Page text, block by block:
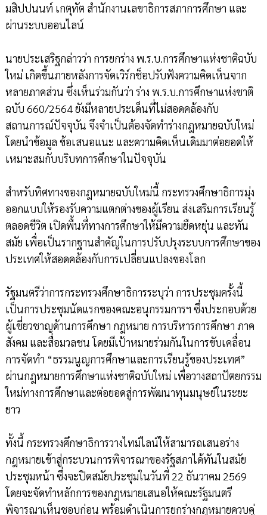
มสิปปนนท์ เกตุทัต สำนักงานเลขาธิการสภาการศึกษา และ
ผ่านระบบออนไลน์
นายประเสริฐกล่าวว่า การยกร่าง พ.ร.บ.การศึกษาแห่งชาติฉบับ
ใหม่ เกิดขึ้นภายหลังการจัดเวิร์กช็อปรับฟังความคิดเห็นจาก
หลายภาคส่วน ซึ่งเห็นร่วมกันว่า ร่าง พ.ร.บ.การศึกษาแห่งชาติ
ฉบับ 660/2564 ยังมีหลายประเด็นที่ไม่สอดคล้องกับ
สถานการณ์ปัจจุบัน จึงจำเป็นต้องจัดทำร่างกฎหมายฉบับใหม่
โดยนำข้อมูล ข้อเสนอแนะ และความคิดเห็นเดิมมาต่อยอดให้
เหมาะสมกับบริบทการศึกษาในปัจจุบัน
สำหรับทิศทางของกฎหมายฉบับใหม่นี้ กระทรวงศึกษาธิการมุ่ง
ออกแบบให้รองรับความแตกต่างของผู้เรียน ส่งเสริมการเรียนรู้
ตลอดชีวิต เปิดพื้นที่ทางการศึกษาให้มีความยืดหยุ่น และทัน
สมัย เพื่อเป็นรากฐานสำคัญในการปรับปรุงระบบการศึกษาของ
ประเทศให้สอดคล้องกับการเปลี่ยนแปลงของโลก
รัฐมนตรีว่าการกระทรวงศึกษาธิการระบุว่า การประชุมครั้งนี้
เป็นการประชุมนัดแรกของคณะอนุกรรมการฯ ซึ่งประกอบด้วย
ผู้เชี่ยวชาญด้านการศึกษา กฎหมาย การบริหารการศึกษา ภาค
สังคม และสื่อมวลชน โดยมีเป้าหมายร่วมกันในการขับเคลื่อน
การจัดทำ “ธรรมนูญการศึกษาและการเรียนรู้ของประเทศ”
ผ่านกฎหมายการศึกษาแห่งชาติฉบับใหม่ เพื่อวางสถาปัตยกรรม
ใหม่ทางการศึกษาและต่อยอดสู่การพัฒนาทุนมนุษย์ในระยะ
ยาว
ทั้งนี้ กระทรวงศึกษาธิการวางไทม์ไลน์ให้สามารถเสนอร่าง
กฎหมายเข้าสู่กระบวนการพิจารณาของรัฐสภาได้ทันในสมัย
ประชุมหน้า ซึ่งจะปิดสมัยประชุมในวันที่ 22 ธันวาคม 2569
โดยจะจัดทำหลักการของกฎหมายเสนอให้คณะรัฐมนตรี
พิจารณาเห็นชอบก่อน พร้อมดำเนินการยกร่างกฎหมายควบคู่